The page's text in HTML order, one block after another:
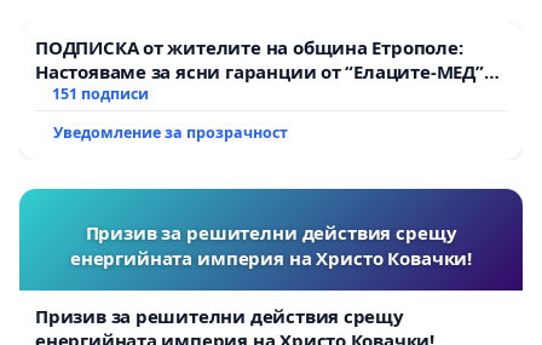
ПОДПИСКА от жителите на община Етрополе:
Настояваме за ясни гаранции от “Елаците-МЕД”
АД и от държавата, че ще се изпълнят всички
151 подписи
Уведомление за прозрачност
Призив за решителни действия срещу
енергийната империя на Христо Ковачки!
Призив за решителни действия срещу
енергийната империя на Христо Ковачки!